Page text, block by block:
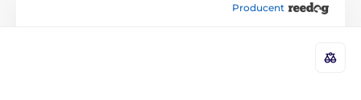
Producent